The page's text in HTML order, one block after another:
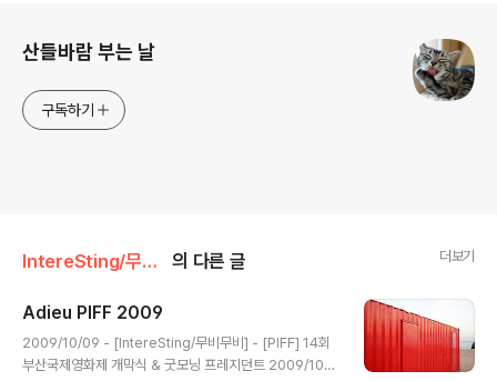
산들바람 부는 날
구독하기
IntereSting/무비무비 의 다른 글 더보기
Adieu PIFF 2009
2009/10/09 - [IntereSting/무비무비] - [PIFF] 14회
부산국제영화제 개막식 & 굿모닝 프레지던트 2009/10/1